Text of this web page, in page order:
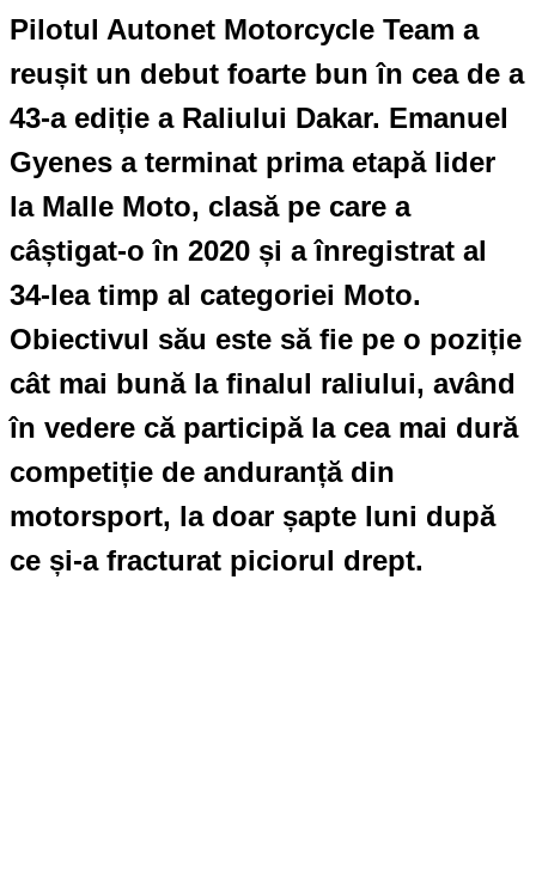
Pilotul Autonet Motorcycle Team a
reușit un debut foarte bun în cea de a
43-a ediție a Raliului Dakar. Emanuel
Gyenes a terminat prima etapă lider
la Malle Moto, clasă pe care a
câștigat-o în 2020 și a înregistrat al
34-lea timp al categoriei Moto.
Obiectivul său este să fie pe o poziție
cât mai bună la finalul raliului, având
în vedere că participă la cea mai dură
competiție de anduranță din
motorsport, la doar șapte luni după
ce și-a fracturat piciorul drept.